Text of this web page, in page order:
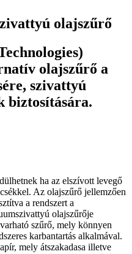
olajszűrő
olajszűrő a
szivattyú
biztosítására.
ha az elszívott levegő
Az olajszűrő jellemzően
a rendszert a
olajszűrője
szűrő, mely könnyen
karbantartás alkalmával.
mely átszakadasa illetve